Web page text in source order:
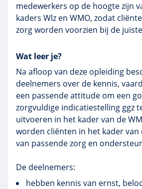
medewerkers op de hoogte zijn
kaders Wlz en WMO, zodat
zorg worden voorzien bij de
Wat leer je?
Na afloop van deze opleiding
deelnemers over de kennis,
een passende attitude om een
zorgvuldige indicatiestelling ggz
uitvoeren in het kader van de
worden cliënten in het kader van
van passende zorg en
De deelnemers:
hebben kennis van ernst,